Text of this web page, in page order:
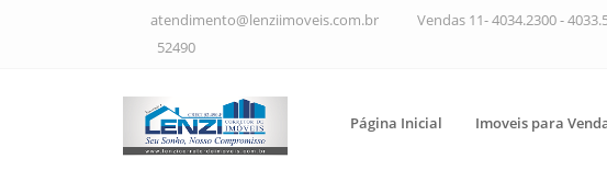
atendimento@lenziimoveis.com.br Vendas 11- 4034.2300 -
52490
Página Inicial Imoveis para